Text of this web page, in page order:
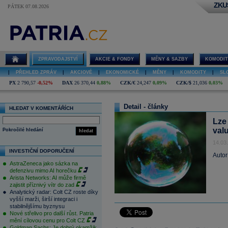
PÁTEK 07.08.2026
ZPRAVODAJSTVÍ AKCIE & FONDY MĚNY & SAZBY
PŘEHLED ZPRÁV AKCIOVÉ EKONOMICKÉ MĚNY KOMODITY
PX 2 790,57 -0,52% DAX 26 370,44 0,88% CZK/€ 24,247 0,09% CZK/$ 21,036 0,03%
HLEDAT V KOMENTÁŘÍCH
hledat
Pokročilé hledání
INVESTIČNÍ DOPORUČENÍ
AstraZeneca jako sázka na
defenzivu mimo AI horečku
Arista Networks: AI může firmě
zajistit příznivý vítr do zad
Analytický radar: Colt CZ roste díky
vyšší marži, širší integraci i
stabilnějšímu byznysu
Nové střelivo pro další růst. Patria
mění cílovou cenu pro Colt CZ
Detail - články